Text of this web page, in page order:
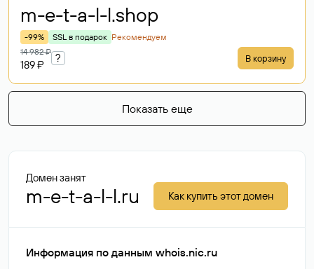
m-e-t-a-l-l.shop
-99% SSL в подарок Рекомендуем
14 982 ₽
189 ₽
? В корзину
Показать еще
Домен занят
m-e-t-a-l-l.ru Как купить этот домен
Информация по данным whois.nic.ru